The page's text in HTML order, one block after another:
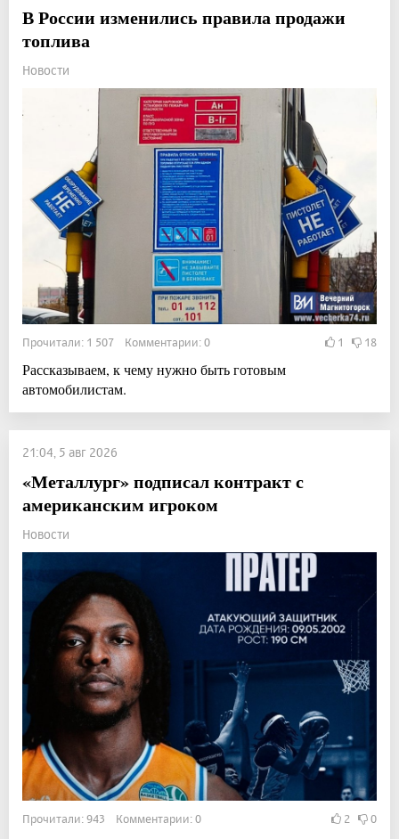
В России изменились правила продажи
топлива
Новости
Прочитали: 1 507 Комментарии: 0 1 18
Рассказываем, к чему нужно быть готовым
автомобилистам.
21:04, 5 авг 2026
«Металлург» подписал контракт с
американским игроком
Новости
Прочитали: 943 Комментарии: 0 2 0